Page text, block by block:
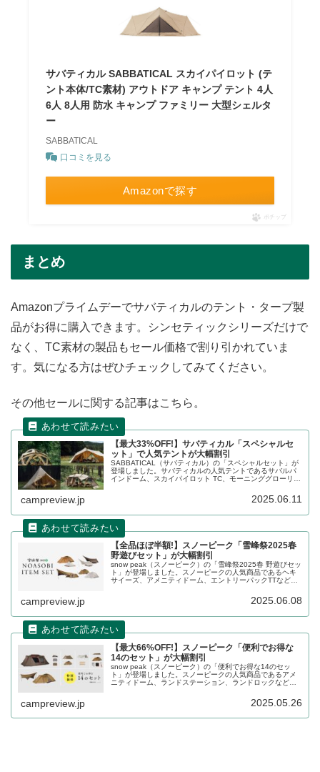
サバティカル SABBATICAL スカイパイロット (テ
ント本体/TC素材) アウトドア キャンプ テント 4人
6人 8人用 防水 キャンプ ファミリー 大型シェルタ
ー
SABBATICAL
口コミを見る
Amazonで探す
ポチップ
まとめ
Amazonプライムデーでサバティカルのテント・タープ製
品がお得に購入できます。シンセティックシリーズだけで
なく、TC素材の製品もセール価格で割り引かれていま
す。気になる方はぜひチェックしてみてください。
その他セールに関する記事はこちら。
【最大33%OFF!】サバティカル「スペシャルセ
ット」で人気テントが大幅割引
SABBATICAL（サバティカル）の「スペシャルセット」が
登場しました。サバティカルの人気テントであるサバルパ
インドーム、スカイパイロット TC、モーニンググローリー
割り引かれています。合わせて単体販売製品もセールが行
campreview.jp 2025.06.11
【全品ほぼ半額!】スノーピーク「雪峰祭2025春
野遊びセット」が大幅割引
snow peak（スノーピーク）の「雪峰祭2025春 野遊びセッ
ト」が登場しました。スノーピークの人気商品であるヘキ
サイーズ、アメニティドーム、エントリーパックTTなど
大幅に割り引かれています。詳細をレビューします。
campreview.jp 2025.06.08
【最大66%OFF!】スノーピーク「便利でお得な
14のセット」が大幅割引
snow peak（スノーピーク）の「便利でお得な14のセッ
ト」が登場しました。スノーピークの人気商品であるアメ
ニティドーム、ランドステーション、ランドロックなど
大幅に割り引かれています。詳細をレビューします。
campreview.jp 2025.05.26